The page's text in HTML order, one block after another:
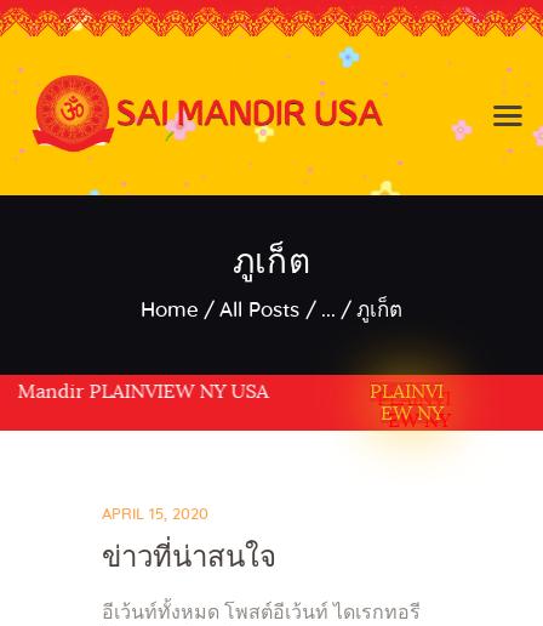
ภูเก็ต
Home All Posts ... ภูเก็ต
PLAINVIEW NY USA
PLAINVI
EW NY
Baldwin NY Hicksville NY
About the Temple
About
Satsang
APRIL 15, 2020
ข่าวที่น่าสนใจ
อีเว้นท์ทั้งหมด โพสต์อีเว้นท์ ไดเรกทอรี